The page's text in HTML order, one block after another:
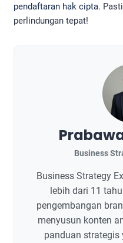
pendaftaran hak cipta.
perlindungan tepat!
Business
Business Strategy
lebih dari 11
pengembangan
menyusun konten
panduan strategis